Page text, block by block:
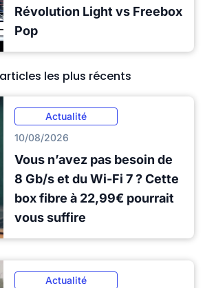
Révolution Light vs Freebox
Pop
les plus récents
Actualité
10/08/2026
Vous n’avez pas besoin de
8 Gb/s et du Wi-Fi 7 ? Cette
box fibre à 22,99€ pourrait
vous suffire
Actualité